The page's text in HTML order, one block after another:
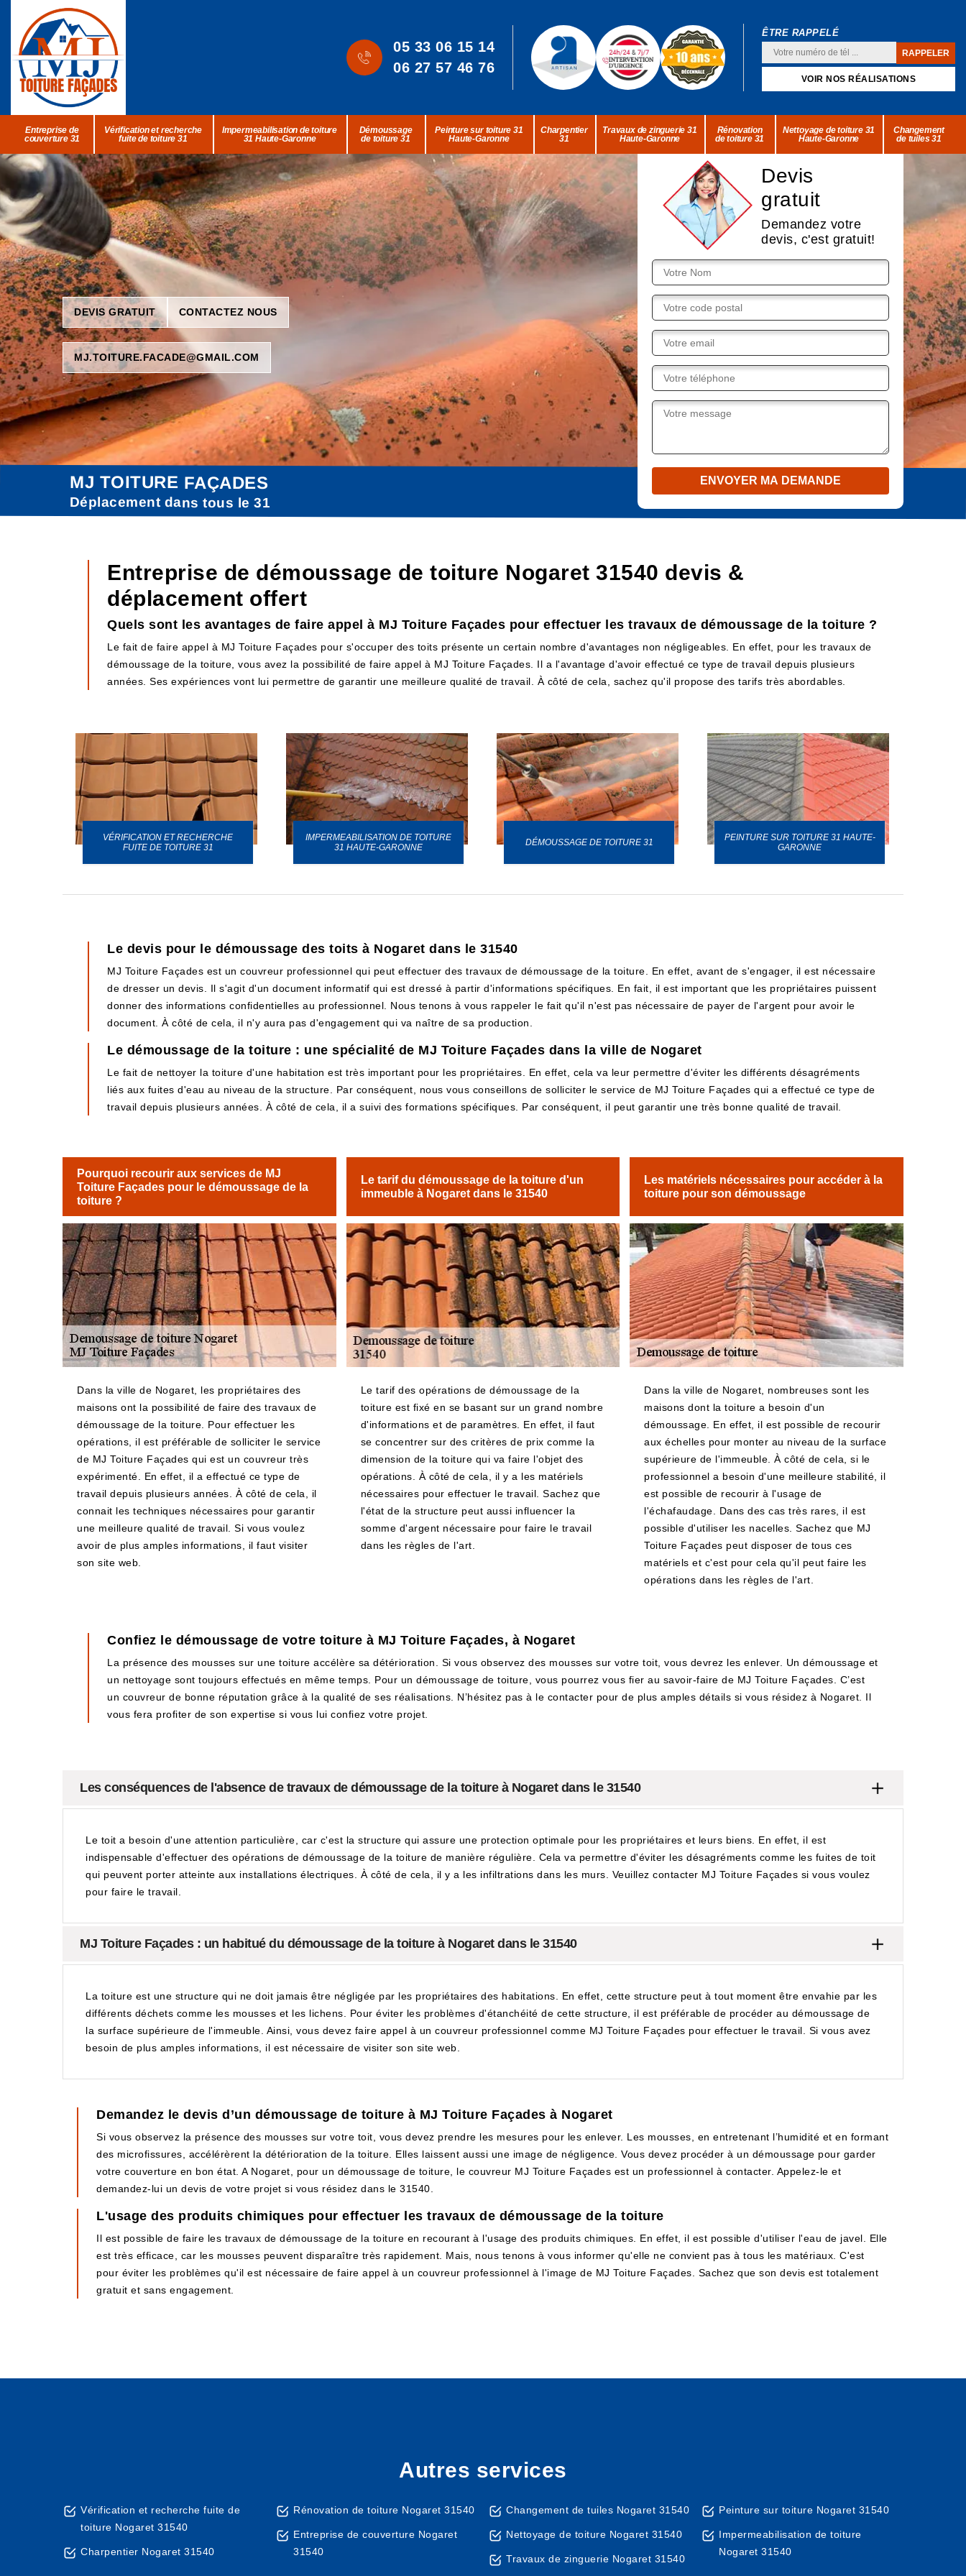
05 33 06 15 14
06 27 57 46 76
ÊTRE RAPPELÉ
VOIR NOS RÉALISATIONS
Entreprise de
couverture 31
Vérification et recherche
fuite de toiture 31
Impermeabilisation de toiture
31 Haute-Garonne
Démoussage
de toiture 31
Peinture sur toiture 31
Haute-Garonne
Charpentier
31
Travaux de zinguerie 31
Haute-Garonne
Rénovation
de toiture 31
Nettoyage de toiture 31
Haute-Garonne
Changement
de tuiles 31
DEVIS GRATUIT CONTACTEZ NOUS
MJ.TOITURE.FACADE@GMAIL.COM
Devis
gratuit
Demandez votre
devis, c'est gratuit!
MJ TOITURE FAÇADES
Déplacement dans tous le 31
Entreprise de démoussage de toiture Nogaret 31540 devis &
déplacement offert
Quels sont les avantages de faire appel à MJ Toiture Façades pour effectuer les travaux de démoussage de la toiture ?
Le fait de faire appel à MJ Toiture Façades pour s'occuper des toits présente un certain nombre d'avantages non négligeables. En effet, pour les travaux de
démoussage de la toiture, vous avez la possibilité de faire appel à MJ Toiture Façades. Il a l'avantage d'avoir effectué ce type de travail depuis plusieurs
années. Ses expériences vont lui permettre de garantir une meilleure qualité de travail. À côté de cela, sachez qu'il propose des tarifs très abordables.
VÉRIFICATION ET RECHERCHE
FUITE DE TOITURE 31
IMPERMEABILISATION DE TOITURE
31 HAUTE-GARONNE
DÉMOUSSAGE DE TOITURE 31
PEINTURE SUR TOITURE 31 HAUTE-
GARONNE
Le devis pour le démoussage des toits à Nogaret dans le 31540
MJ Toiture Façades est un couvreur professionnel qui peut effectuer des travaux de démoussage de la toiture. En effet, avant de s'engager, il est nécessaire
de dresser un devis. Il s'agit d'un document informatif qui est dressé à partir d'informations spécifiques. En fait, il est important que les propriétaires puissent
donner des informations confidentielles au professionnel. Nous tenons à vous rappeler le fait qu'il n'est pas nécessaire de payer de l'argent pour avoir le
document. À côté de cela, il n'y aura pas d'engagement qui va naître de sa production.
Le démoussage de la toiture : une spécialité de MJ Toiture Façades dans la ville de Nogaret
Le fait de nettoyer la toiture d'une habitation est très important pour les propriétaires. En effet, cela va leur permettre d'éviter les différents désagréments
liés aux fuites d'eau au niveau de la structure. Par conséquent, nous vous conseillons de solliciter le service de MJ Toiture Façades qui a effectué ce type de
travail depuis plusieurs années. À côté de cela, il a suivi des formations spécifiques. Par conséquent, il peut garantir une très bonne qualité de travail.
Pourquoi recourir aux services de MJ
Toiture Façades pour le démoussage de la
toiture ?
Dans la ville de Nogaret, les propriétaires des
maisons ont la possibilité de faire des travaux de
démoussage de la toiture. Pour effectuer les
opérations, il est préférable de solliciter le service
de MJ Toiture Façades qui est un couvreur très
expérimenté. En effet, il a effectué ce type de
travail depuis plusieurs années. À côté de cela, il
connait les techniques nécessaires pour garantir
une meilleure qualité de travail. Si vous voulez
avoir de plus amples informations, il faut visiter
son site web.
Le tarif du démoussage de la toiture d'un
immeuble à Nogaret dans le 31540
Le tarif des opérations de démoussage de la
toiture est fixé en se basant sur un grand nombre
d'informations et de paramètres. En effet, il faut
se concentrer sur des critères de prix comme la
dimension de la toiture qui va faire l'objet des
opérations. À côté de cela, il y a les matériels
nécessaires pour effectuer le travail. Sachez que
l'état de la structure peut aussi influencer la
somme d'argent nécessaire pour faire le travail
dans les règles de l'art.
Les matériels nécessaires pour accéder à la
toiture pour son démoussage
Dans la ville de Nogaret, nombreuses sont les
maisons dont la toiture a besoin d'un
démoussage. En effet, il est possible de recourir
aux échelles pour monter au niveau de la surface
supérieure de l'immeuble. À côté de cela, si le
professionnel a besoin d'une meilleure stabilité, il
est possible de recourir à l'usage de
l'échafaudage. Dans des cas très rares, il est
possible d'utiliser les nacelles. Sachez que MJ
Toiture Façades peut disposer de tous ces
matériels et c'est pour cela qu'il peut faire les
opérations dans les règles de l'art.
Confiez le démoussage de votre toiture à MJ Toiture Façades, à Nogaret
La présence des mousses sur une toiture accélère sa détérioration. Si vous observez des mousses sur votre toit, vous devrez les enlever. Un démoussage et
un nettoyage sont toujours effectués en même temps. Pour un démoussage de toiture, vous pourrez vous fier au savoir-faire de MJ Toiture Façades. C’est
un couvreur de bonne réputation grâce à la qualité de ses réalisations. N’hésitez pas à le contacter pour de plus amples détails si vous résidez à Nogaret. Il
vous fera profiter de son expertise si vous lui confiez votre projet.
Les conséquences de l'absence de travaux de démoussage de la toiture à Nogaret dans le 31540
Le toit a besoin d'une attention particulière, car c'est la structure qui assure une protection optimale pour les propriétaires et leurs biens. En effet, il est
indispensable d'effectuer des opérations de démoussage de la toiture de manière régulière. Cela va permettre d'éviter les désagréments comme les fuites de toit
qui peuvent porter atteinte aux installations électriques. À côté de cela, il y a les infiltrations dans les murs. Veuillez contacter MJ Toiture Façades si vous voulez
pour faire le travail.
MJ Toiture Façades : un habitué du démoussage de la toiture à Nogaret dans le 31540
La toiture est une structure qui ne doit jamais être négligée par les propriétaires des habitations. En effet, cette structure peut à tout moment être envahie par les
différents déchets comme les mousses et les lichens. Pour éviter les problèmes d'étanchéité de cette structure, il est préférable de procéder au démoussage de
la surface supérieure de l'immeuble. Ainsi, vous devez faire appel à un couvreur professionnel comme MJ Toiture Façades pour effectuer le travail. Si vous avez
besoin de plus amples informations, il est nécessaire de visiter son site web.
Demandez le devis d’un démoussage de toiture à MJ Toiture Façades à Nogaret
Si vous observez la présence des mousses sur votre toit, vous devez prendre les mesures pour les enlever. Les mousses, en entretenant l’humidité et en formant
des microfissures, accélérèrent la détérioration de la toiture. Elles laissent aussi une image de négligence. Vous devez procéder à un démoussage pour garder
votre couverture en bon état. A Nogaret, pour un démoussage de toiture, le couvreur MJ Toiture Façades est un professionnel à contacter. Appelez-le et
demandez-lui un devis de votre projet si vous résidez dans le 31540.
L'usage des produits chimiques pour effectuer les travaux de démoussage de la toiture
Il est possible de faire les travaux de démoussage de la toiture en recourant à l'usage des produits chimiques. En effet, il est possible d'utiliser l'eau de javel. Elle
est très efficace, car les mousses peuvent disparaître très rapidement. Mais, nous tenons à vous informer qu'elle ne convient pas à tous les matériaux. C'est
pour éviter les problèmes qu'il est nécessaire de faire appel à un couvreur professionnel à l'image de MJ Toiture Façades. Sachez que son devis est totalement
gratuit et sans engagement.
Autres services
Vérification et recherche fuite de
toiture Nogaret 31540
Charpentier Nogaret 31540
Rénovation de toiture Nogaret 31540
Entreprise de couverture Nogaret
31540
Changement de tuiles Nogaret 31540
Nettoyage de toiture Nogaret 31540
Travaux de zinguerie Nogaret 31540
Peinture sur toiture Nogaret 31540
Impermeabilisation de toiture
Nogaret 31540